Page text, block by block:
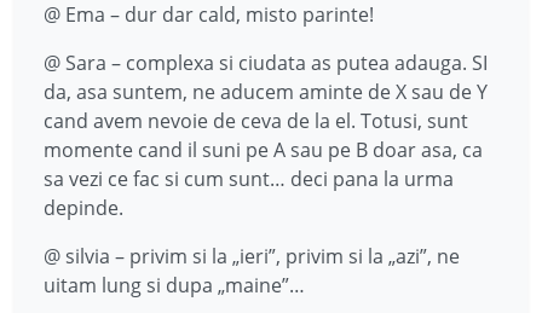
@ Ema – dur dar cald, misto parinte!
@ Sara – complexa si ciudata as putea adauga. SI
da, asa suntem, ne aducem aminte de X sau de Y
cand avem nevoie de ceva de la el. Totusi, sunt
momente cand il suni pe A sau pe B doar asa, ca
sa vezi ce fac si cum sunt… deci pana la urma
depinde.
@ silvia – privim si la „ieri”, privim si la „azi”, ne
uitam lung si dupa „maine”…